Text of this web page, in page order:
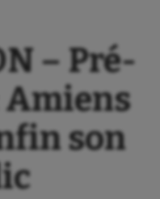
– Pré-
Amiens
son